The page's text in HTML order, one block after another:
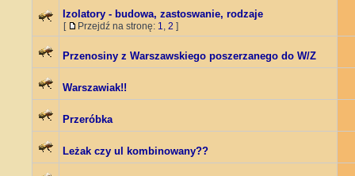
Izolatory - budowa, zastoswanie, rodzaje
[ Przejdź na stronę: 1, 2 ]
Przenosiny z Warszawskiego poszerzanego do W/Z
Warszawiak!!
Przeróbka
Leżak czy ul kombinowany??